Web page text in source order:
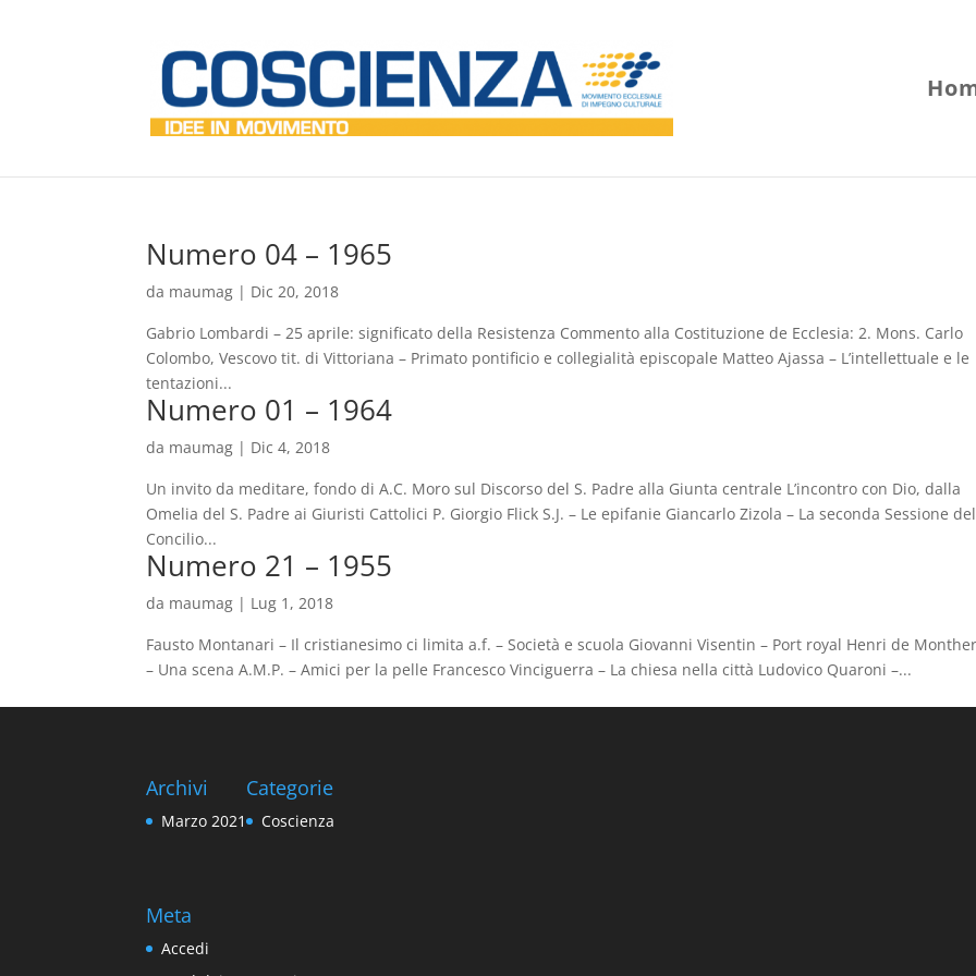
Numero 04 – 1965
da maumag | Dic 20, 2018
Gabrio Lombardi – 25 aprile: significato della Resistenza Commento alla Costituzione de Ecclesia: 2. Mons. Carlo
Colombo, Vescovo tit. di Vittoriana – Primato pontificio e collegialità episcopale Matteo Ajassa – L’intellettuale e le
tentazioni...
Numero 01 – 1964
da maumag | Dic 4, 2018
Un invito da meditare, fondo di A.C. Moro sul Discorso del S. Padre alla Giunta centrale L’incontro con Dio, dalla
Omelia del S. Padre ai Giuristi Cattolici P. Giorgio Flick S.J. – Le epifanie Giancarlo Zizola – La seconda Sessione del
Concilio...
Numero 21 – 1955
da maumag | Lug 1, 2018
Fausto Montanari – Il cristianesimo ci limita a.f. – Società e scuola Giovanni Visentin – Port royal Henri de
– Una scena A.M.P. – Amici per la pelle Francesco Vinciguerra – La chiesa nella città Ludovico Quaroni –...
Archivi
Marzo 2021
Categorie
Coscienza
Meta
Accedi